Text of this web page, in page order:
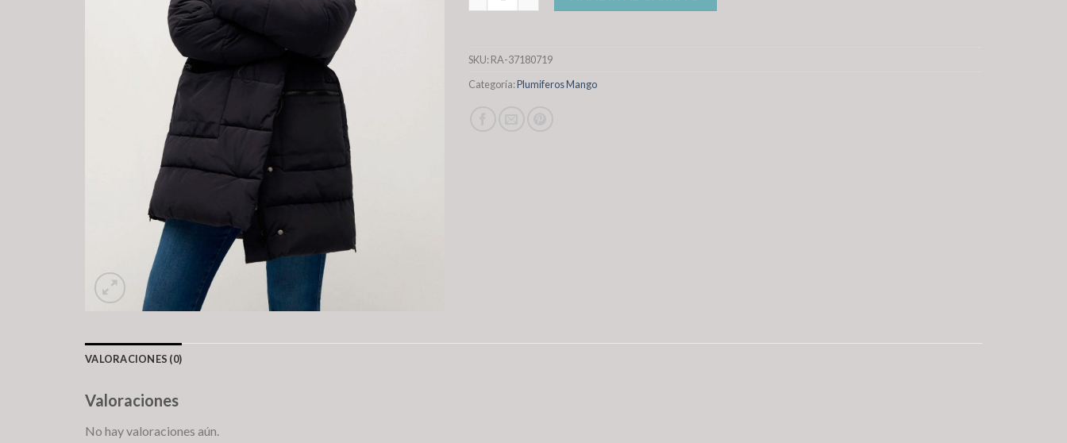
SKU:RA-37180719
Categoría:Plumiferos Mango
VALORACIONES (0)
Valoraciones
No hay valoraciones aún.